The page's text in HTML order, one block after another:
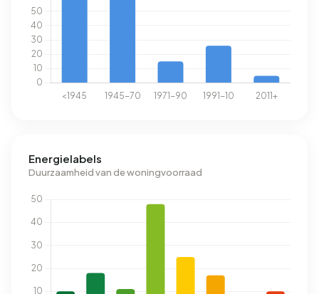
Energielabels
Duurzaamheid van de woningvoorraad